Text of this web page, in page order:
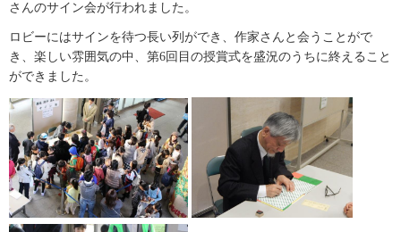
さんのサイン会が行われました。
ロビーにはサインを待つ長い列ができ、作家さんと会うことがで
き、楽しい雰囲気の中、第6回目の授賞式を盛況のうちに終えること
ができました。